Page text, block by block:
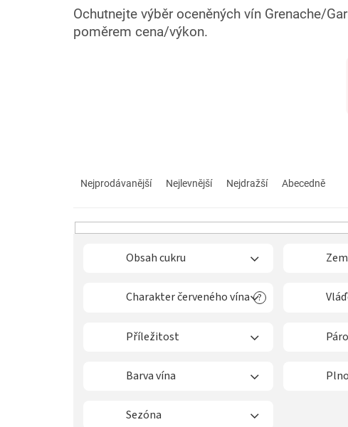
Ochutnejte výběr oceněných vín Grenache/
poměrem cena/výkon.
n
Nejprodávanější Nejlevnější Nejdražší Abecedně
Obsah cukru
Charakter červeného vína ?
Příležitost
Barva vína
Sezóna